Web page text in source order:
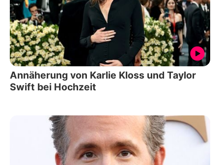
Annäherung von Karlie Kloss und Taylor
Swift bei Hochzeit